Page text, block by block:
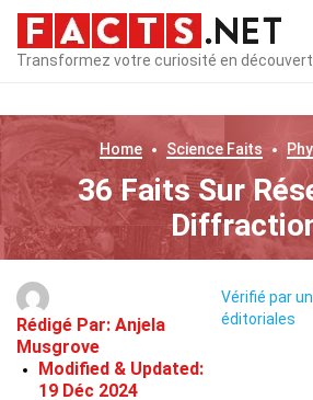
Transformez votre curiosité en
Home ScienceFaits
36 Faits Sur
Rédigé Par: Anjela
Musgrove
Modified & Updated:
19 Déc 2024
Vérifié par
éditoriales